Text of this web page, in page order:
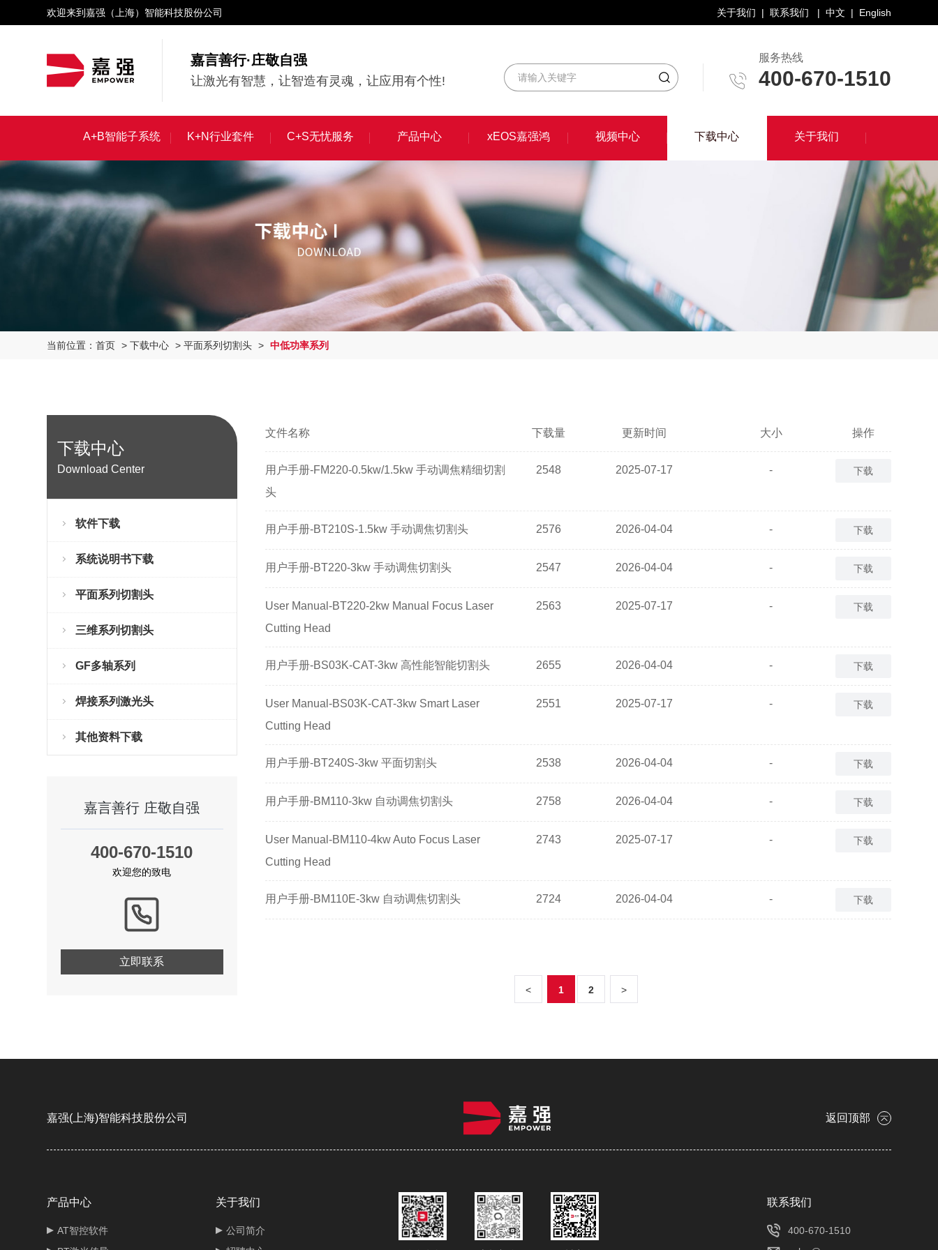
欢迎来到嘉强（上海）智能科技股份公司 关于我们 | 联系我们 | 中文 | English
嘉言善行·庄敬自强
让激光有智慧，让智造有灵魂，让应用有个性!
服务热线
400-670-1510
A+B智能子系统
A+B智能子系统
K+N行业套件
K+N行业套件
C+S无忧服务
C+S无忧服务
产品中心
产品中心
xEOS嘉强鸿
xEOS嘉强鸿
视频中心
视频中心
下载中心
关于我们
关于我们
当前位置：首页 >下载中心 >平面系列切割头 > 中低功率系列
下载中心
Download Center
软件下载
系统说明书下载
平面系列切割头
三维系列切割头
GF多轴系列
焊接系列激光头
其他资料下载
嘉言善行 庄敬自强
400-670-1510
欢迎您的致电
立即联系
文件名称 下载量 更新时间 大小 操作
用户手册-FM220-0.5kw/1.5kw 手动调焦精细切割
头
2548 2025-07-17 - 下载
用户手册-BT210S-1.5kw 手动调焦切割头 2576 2026-04-04 - 下载
用户手册-BT220-3kw 手动调焦切割头 2547 2026-04-04 - 下载
User Manual-BT220-2kw Manual Focus Laser
Cutting Head
2563 2025-07-17 - 下载
用户手册-BS03K-CAT-3kw 高性能智能切割头 2655 2026-04-04 - 下载
User Manual-BS03K-CAT-3kw Smart Laser
Cutting Head
2551 2025-07-17 - 下载
用户手册-BT240S-3kw 平面切割头 2538 2026-04-04 - 下载
用户手册-BM110-3kw 自动调焦切割头 2758 2026-04-04 - 下载
User Manual-BM110-4kw Auto Focus Laser
Cutting Head
2743 2025-07-17 - 下载
用户手册-BM110E-3kw 自动调焦切割头 2724 2026-04-04 - 下载
< 1 2 >
嘉强(上海)智能科技股份公司 返回顶部
产品中心
AT智控软件
关于我们
公司简介
​联系我们
400-670-1510